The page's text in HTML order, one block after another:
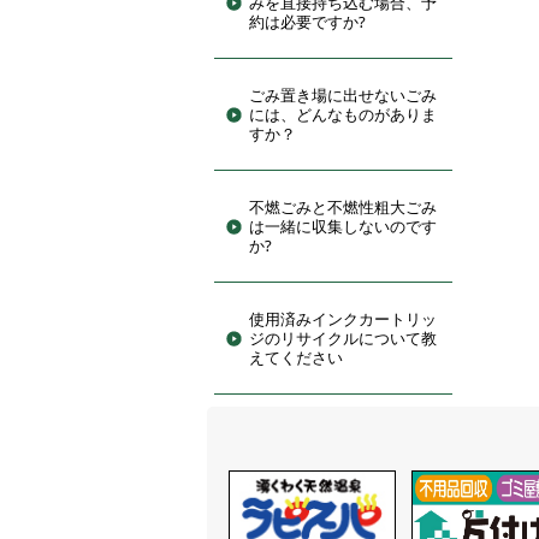
約は必要ですか?
ごみ置き場に出せないごみ
には、どんなものがありま
すか？
不燃ごみと不燃性粗大ごみ
は一緒に収集しないのです
か?
使用済みインクカートリッ
ジのリサイクルについて教
えてください